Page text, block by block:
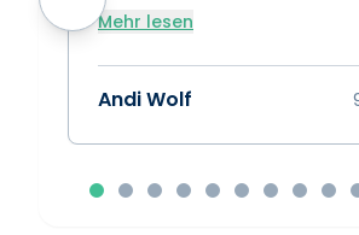
super Preise super Leistung
Bewertung 15/10 👍👍👍
Mehr lesen
Andi Wolf